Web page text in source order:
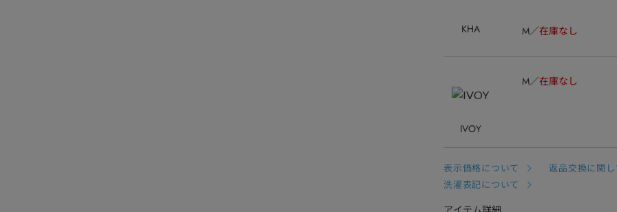
KHA M 在庫なし
IVOY
M 在庫なし
表示価格について 返品交換に関し
洗濯表記について